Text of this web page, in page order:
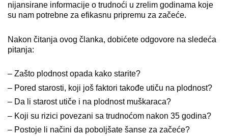
nijansirane informacije o trudnoći u zrelim godinama koje
su nam potrebne za efikasnu pripremu za začeće.
Nakon čitanja ovog članka, dobićete odgovore na sledeća
pitanja:
– Zašto plodnost opada kako starite?
– Pored starosti, koji još faktori takođe utiču na plodnost?
– Da li starost utiče i na plodnost muškaraca?
– Koji su rizici povezani sa trudnoćom nakon 35 godina?
– Postoje li načini da poboljšate šanse za začeće?